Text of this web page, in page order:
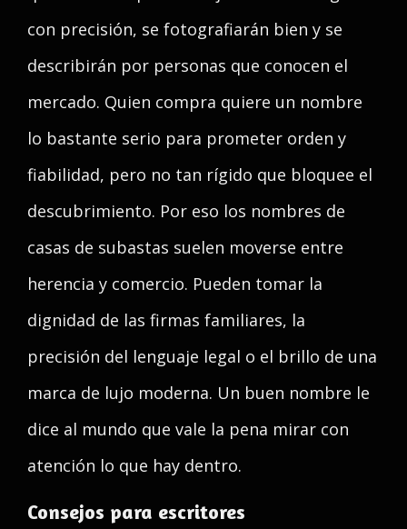
con precisión, se fotografiarán bien y se
describirán por personas que conocen el
mercado. Quien compra quiere un nombre
lo bastante serio para prometer orden y
fiabilidad, pero no tan rígido que bloquee el
descubrimiento. Por eso los nombres de
casas de subastas suelen moverse entre
herencia y comercio. Pueden tomar la
dignidad de las firmas familiares, la
precisión del lenguaje legal o el brillo de una
marca de lujo moderna. Un buen nombre le
dice al mundo que vale la pena mirar con
atención lo que hay dentro.
Consejos para escritores